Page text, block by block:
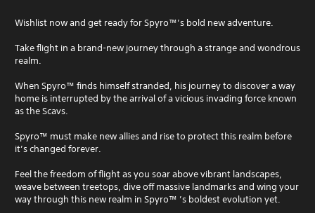
Wishlist now and get ready for Spyro™’s bold new adventure.
Take flight in a brand-new journey through a strange and wondrous
realm.
When Spyro™ finds himself stranded, his journey to discover a way
home is interrupted by the arrival of a vicious invading force known
as the Scavs.
Spyro™ must make new allies and rise to protect this realm before
it’s changed forever.
Feel the freedom of flight as you soar above vibrant landscapes,
weave between treetops, dive off massive landmarks and wing your
way through this new realm in Spyro™ ’s boldest evolution yet.